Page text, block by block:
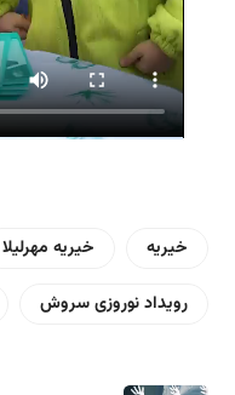
خیریه خیریه مهرلیلا
رویداد نوروزی سروش